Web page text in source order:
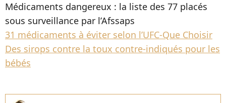
Médicaments dangereux : la liste des 77 placés
sous surveillance par l’Afssaps
31 médicaments à éviter selon l’UFC-Que Choisir
Des sirops contre la toux contre-indiqués pour les
bébés